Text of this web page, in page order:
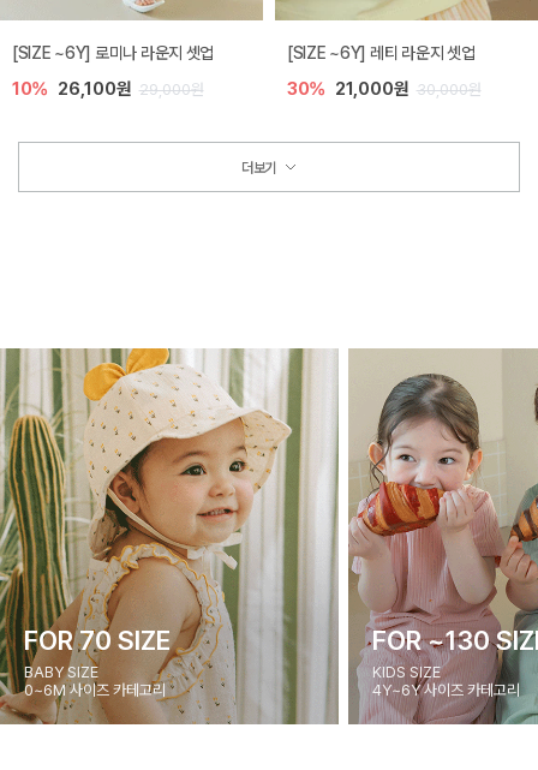
[SIZE ~6Y] 로미나 라운지 셋업
10% 26,100원 29,000원
[SIZE ~6Y] 레티 라운지 셋업
30% 21,000원 30,000원
더보기
FOR 70 SIZE
BABY SIZE
0~6M 사이즈 카테고리
FOR ~130
KIDS SIZE
4Y~6Y 사이즈 카테고리